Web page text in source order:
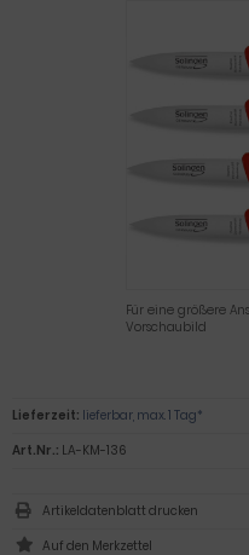
Für eine größere
Vorschaubild
Lieferzeit: lieferbar, max. 1 Tag*
Art.Nr.: LA-KM-136
Artikeldatenblatt drucken